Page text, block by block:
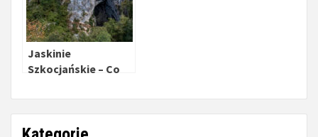
Jaskinie
Szkocjańskie – Co